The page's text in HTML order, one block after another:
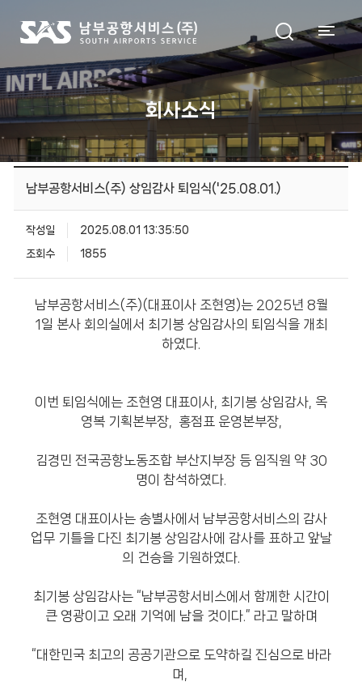
회사소식
남부공항서비스(주) 상임감사 퇴임식('25.08.01.)
작성일 2025.08.01 13:35:50
조회수 1855
남부공항서비스(주)(대표이사 조현영)는 2025년 8월
1일 본사 회의실에서 최기봉 상임감사의 퇴임식을 개최
하였다.
이번 퇴임식에는 조현영 대표이사, 최기봉 상임감사, 옥
영복 기획본부장, 홍점표 운영본부장,
김경민 전국공항노동조합 부산지부장 등 임직원 약 30
명이 참석하였다.
조현영 대표이사는 송별사에서 남부공항서비스의 감사
업무 기틀을 다진 최기봉 상임감사에 감사를 표하고 앞날
의 건승을 기원하였다.
최기봉 상임감사는 “남부공항서비스에서 함께한 시간이
큰 영광이고 오래 기억에 남을 것이다.” 라고 말하며
“대한민국 최고의 공공기관으로 도약하길 진심으로 바라
며,